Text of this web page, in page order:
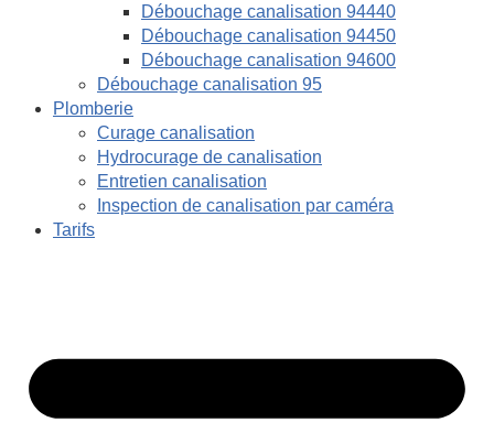
Débouchage canalisation 94440
Débouchage canalisation 94450
Débouchage canalisation 94600
Débouchage canalisation 95
Plomberie
Curage canalisation
Hydrocurage de canalisation
Entretien canalisation
Inspection de canalisation par caméra
Tarifs